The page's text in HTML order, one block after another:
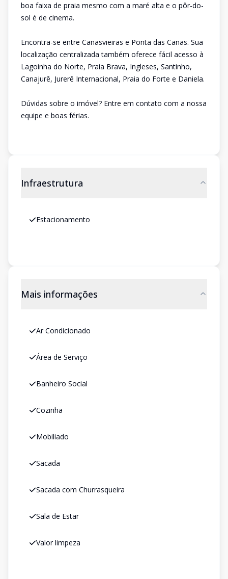
boa faixa de praia mesmo com a maré alta e o pôr-do-
sol é de cinema.
Encontra-se entre Canasvieiras e Ponta das Canas. Sua
localização centralizada também oferece fácil acesso à
Lagoinha do Norte, Praia Brava, Ingleses, Santinho,
Canajurê, Jurerê Internacional, Praia do Forte e Daniela.
Dúvidas sobre o imóvel? Entre em contato com a nossa
equipe e boas férias.
Infraestrutura
Estacionamento
Mais informações
Ar Condicionado
Área de Serviço
Banheiro Social
Cozinha
Mobiliado
Sacada
Sacada com Churrasqueira
Sala de Estar
Valor limpeza